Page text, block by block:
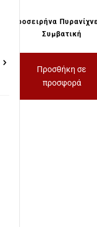
Φαροσειρήνα
Συμβατική
Προσθήκη σε
προσφορά